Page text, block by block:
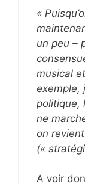
«
un peu –
musical
exemple,
politique,
ne
on
(«
A voir